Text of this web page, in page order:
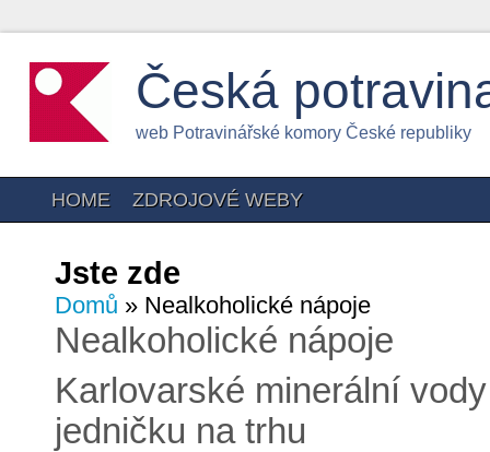
Česká
web Potravinářské komory České republiky
HOME ZDROJOVÉ WEBY
Jste zde
Domů » Nealkoholické nápoje
Nealkoholické nápoje
Karlovarské minerální
jedničku na trhu